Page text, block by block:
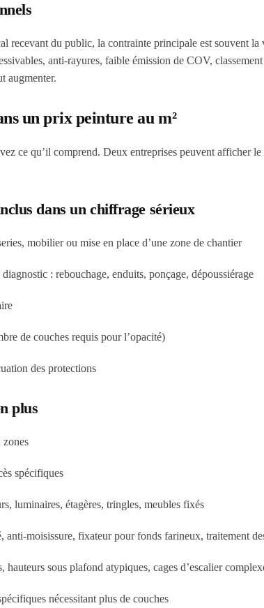
recevant du public, la contrainte principale est souvent la
anti-rayures, faible émission de COV,
augmenter.
un prix peinture au m²
ce qu’il comprend. Deux entreprises peuvent afficher
dans un chiffrage sérieux
mobilier ou mise en place d’une zone de chantier
: rebouchage, enduits, ponçage, dépoussiérage
de couches requis pour l’opacité)
des protections
plus
zones
spécifiques
luminaires, étagères, tringles, meubles fixés
anti-moisissure, fixateur pour fonds farineux, traitement
hauteurs sous plafond atypiques, cages d’escalier
nécessitant plus de couches